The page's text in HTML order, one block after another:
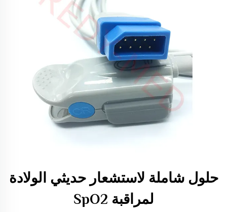
حلول شاملة لاستشعار حديثي الولادة
لمراقبة SpO2